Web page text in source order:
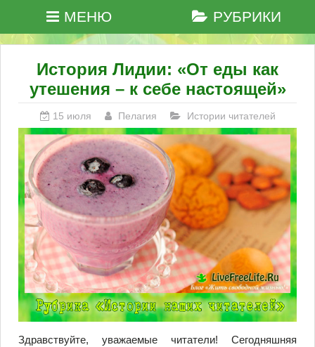
МЕНЮ РУБРИКИ
История Лидии: «От еды как
утешения – к себе настоящей»
15 июля Пелагия Истории читателей
Здравствуйте, уважаемые читатели! Сегодняшняя